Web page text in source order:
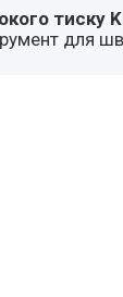
тиску
для